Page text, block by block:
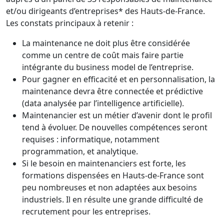
et/ou dirigeants d’entreprises* des Hauts-de-France.
Les constats principaux à retenir :
La maintenance ne doit plus être considérée
comme un centre de coût mais faire partie
intégrante du business model de l’entreprise.
Pour gagner en efficacité et en personnalisation, la
maintenance devra être connectée et prédictive
(data analysée par l’intelligence artificielle).
Maintenancier est un métier d’avenir dont le profil
tend à évoluer. De nouvelles compétences seront
requises : informatique, notamment
programmation, et analytique.
Si le besoin en maintenanciers est forte, les
formations dispensées en Hauts-de-France sont
peu nombreuses et non adaptées aux besoins
industriels. Il en résulte une grande difficulté de
recrutement pour les entreprises.